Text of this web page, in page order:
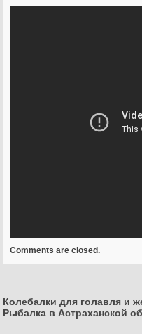
Comments are closed.
Колебалки для голавля и
Рыбалка в Астраханской